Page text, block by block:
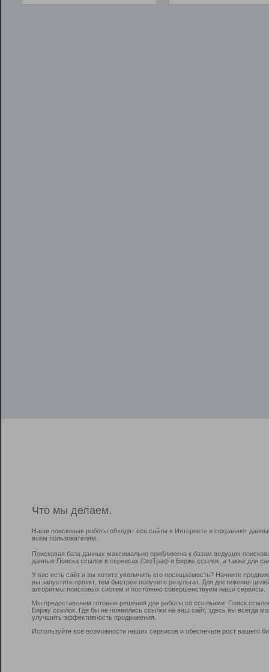
Что мы делаем.
Наши поисковые роботы обходят все сайты в Интернете и сохраняют
всем пользователям.
Поисковая база данных максимально приближена к базам ведущих
данные Поиска ссылок в сервисах СеоТраф и Бирже ссылок, а также для
У вас есть сайт и вы хотите увеличить его посещаемость? Начните
вы запустите проект, тем быстрее получите результат. Для достижения
алгоритмы поисковых систем и постоянно совершенствуем наши сервисы.
Мы предоставляем готовые решения для работы со ссылками: Поиск
Биржу ссылок. Где бы не появились ссылки на ваш сайт, здесь вы всегда
улучшить эффективность продвижения.
Используйте все возможности наших сервисов и обеспечьте рост вашего